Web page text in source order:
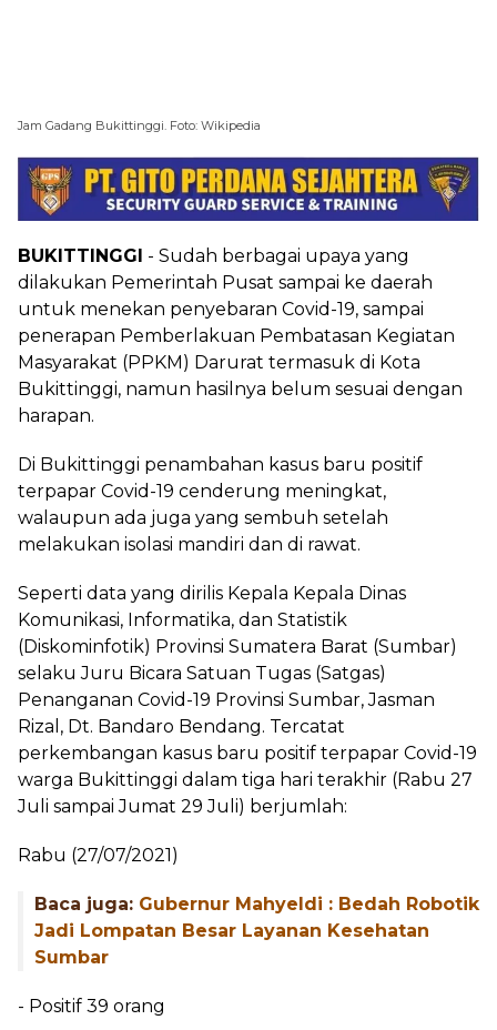
Jam Gadang Bukittinggi. Foto: Wikipedia
BUKITTINGGI - Sudah berbagai upaya yang
dilakukan Pemerintah Pusat sampai ke daerah
untuk menekan penyebaran Covid-19, sampai
penerapan Pemberlakuan Pembatasan Kegiatan
Masyarakat (PPKM) Darurat termasuk di Kota
Bukittinggi, namun hasilnya belum sesuai dengan
harapan.
Di Bukittinggi penambahan kasus baru positif
terpapar Covid-19 cenderung meningkat,
walaupun ada juga yang sembuh setelah
melakukan isolasi mandiri dan di rawat.
Seperti data yang dirilis Kepala Kepala Dinas
Komunikasi, Informatika, dan Statistik
(Diskominfotik) Provinsi Sumatera Barat (Sumbar)
selaku Juru Bicara Satuan Tugas (Satgas)
Penanganan Covid-19 Provinsi Sumbar, Jasman
Rizal, Dt. Bandaro Bendang. Tercatat
perkembangan kasus baru positif terpapar Covid-19
warga Bukittinggi dalam tiga hari terakhir (Rabu 27
Juli sampai Jumat 29 Juli) berjumlah:
Rabu (27/07/2021)
Baca juga: Gubernur Mahyeldi : Bedah Robotik
Jadi Lompatan Besar Layanan Kesehatan
Sumbar
- Positif 39 orang